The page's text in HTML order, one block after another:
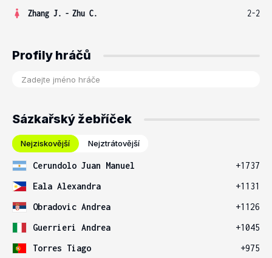
Zhang J. - Zhu C. 2-2
Profily hráčů
Sázkařský žebříček
Nejziskovější Nejztrátovější
Cerundolo Juan Manuel
+1737
Eala Alexandra
+1131
Obradovic Andrea
+1126
Guerrieri Andrea
+1045
Torres Tiago
+975